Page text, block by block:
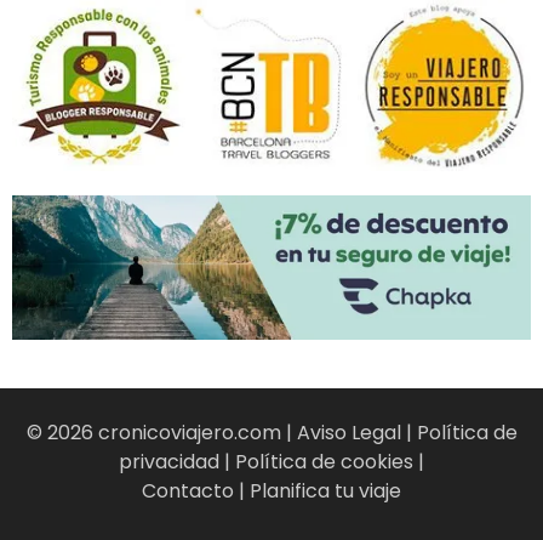
© 2026 cronicoviajero.com | Aviso Legal| Política de
privacidad | Política de cookies |
Contacto | Planifica tu viaje